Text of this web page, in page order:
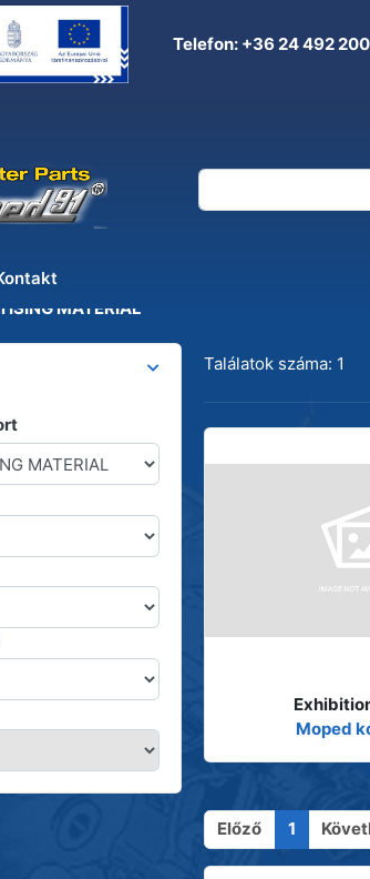
Telefon: +36 24 492
MATERIAL
MATERIAL
Találatok száma: 1
Moped
Előző 1